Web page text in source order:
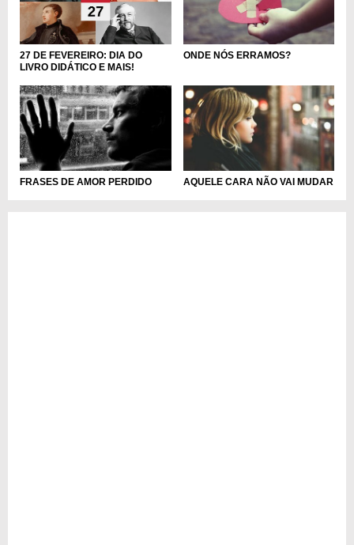
27 DE FEVEREIRO: DIA DO
LIVRO DIDÁTICO E MAIS!
ONDE NÓS ERRAMOS?
FRASES DE AMOR PERDIDO AQUELE CARA NÃO VAI MUDAR